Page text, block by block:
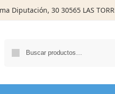
Diputación, 30 30565 LAS